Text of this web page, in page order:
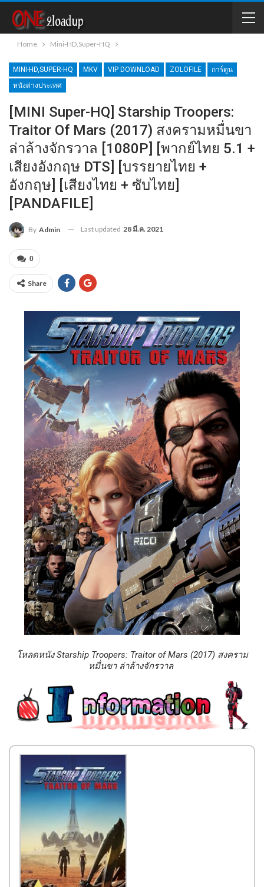
Home Mini-HD,Super-HQ
MINI-HD,SUPER-HQ MKV VIP DOWNLOAD ZOLOFILE
การ์ตูน
หนังต่างประเทศ
[MINI Super-HQ] Starship Troopers:
Traitor Of Mars (2017) สงครามหมื่นขา
ล่าล้างจักรวาล [1080P] [พากย์ไทย 5.1 +
เสียงอังกฤษ DTS] [บรรยายไทย +
อังกฤษ] [เสียงไทย + ซับไทย]
[PANDAFILE]
By Admin Last updated 28 มี.ค. 2021
0
Share
โหลดหนัง Starship Troopers: Traitor of Mars (2017) สงคราม
หมื่นขา ล่าล้างจักรวาล